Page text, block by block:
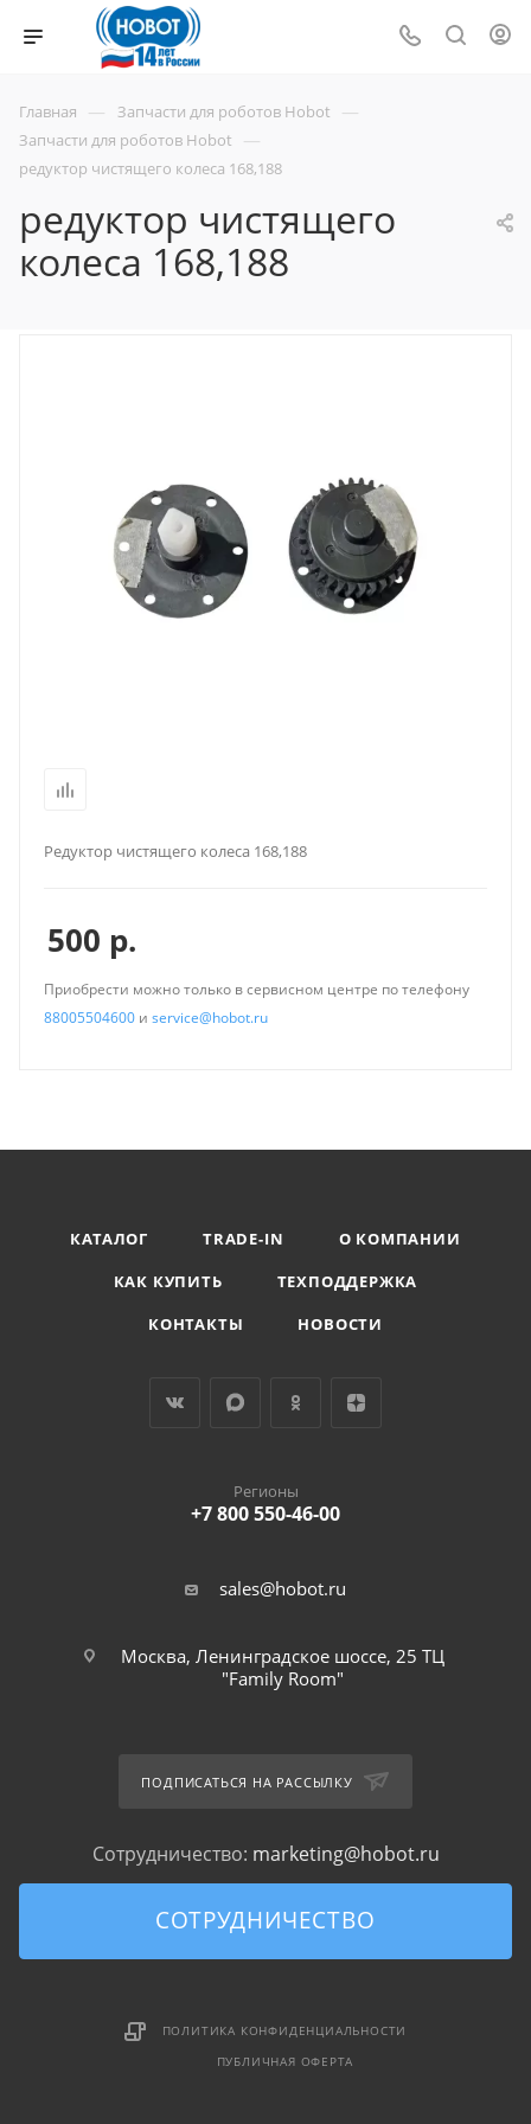
Главная — Запчасти для роботов Hobot —
Запчасти для роботов Hobot —
редуктор чистящего колеса 168,188
редуктор чистящего
колеса 168,188
Редуктор чистящего колеса 168,188
500 р.
Приобрести можно только в сервисном центре по телефону
88005504600 и service@hobot.ru
КАТАЛОГ TRADE-IN
О КОМПАНИИ
КАК КУПИТЬ
ТЕХПОДДЕРЖКА
КОНТАКТЫ
НОВОСТИ
Регионы
+7 800 550-46-00
sales@hobot.ru
Москва, Ленинградское шоссе, 25 ТЦ
"Family Room"
ПОДПИСАТЬСЯ НА РАССЫЛКУ
Сотрудничество: marketing@hobot.ru
СОТРУДНИЧЕСТВО
ПОЛИТИКА КОНФИДЕНЦИАЛЬНОСТИ
ПУБЛИЧНАЯ ОФЕРТА